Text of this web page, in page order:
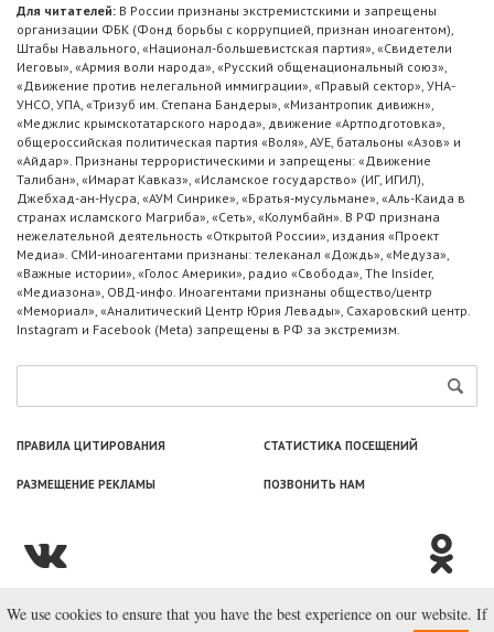
Для читателей: В России признаны экстремистскими и запрещены
организации ФБК (Фонд борьбы с коррупцией, признан иноагентом),
Штабы Навального, «Национал-большевистская партия», «Свидетели
Иеговы», «Армия воли народа», «Русский общенациональный союз»,
«Движение против нелегальной иммиграции», «Правый сектор», УНА-
УНСО, УПА, «Тризуб им. Степана Бандеры», «Мизантропик дивижн»,
«Меджлис крымскотатарского народа», движение «Артподготовка»,
общероссийская политическая партия «Воля», АУЕ, батальоны «Азов» и
«Айдар». Признаны террористическими и запрещены: «Движение
Талибан», «Имарат Кавказ», «Исламское государство» (ИГ, ИГИЛ),
Джебхад-ан-Нусра, «АУМ Синрике», «Братья-мусульмане», «Аль-Каида в
странах исламского Магриба», «Сеть», «Колумбайн». В РФ признана
нежелательной деятельность «Открытой России», издания «Проект
Медиа». СМИ-иноагентами признаны: телеканал «Дождь», «Медуза»,
«Важные истории», «Голос Америки», радио «Свобода», The Insider,
«Медиазона», ОВД-инфо. Иноагентами признаны общество/центр
«Мемориал», «Аналитический Центр Юрия Левады», Сахаровский центр.
Instagram и Facebook (Metа) запрещены в РФ за экстремизм.
ПРАВИЛА ЦИТИРОВАНИЯ СТАТИСТИКА ПОСЕЩЕНИЙ
РАЗМЕЩЕНИЕ РЕКЛАМЫ ПОЗВОНИТЬ НАМ
© ООО «Лаборатория Новоcтей», 2003—2026.
We use cookies to ensure that you have the best experience on our website. If